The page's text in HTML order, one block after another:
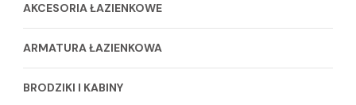
AKCESORIA ŁAZIENKOWE
ARMATURA ŁAZIENKOWA
BRODZIKI I KABINY